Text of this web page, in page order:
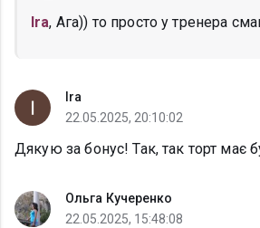
Ira, Ага)) то просто у тренера
Ira
22.05.2025, 20:10:02
Дякую за бонус! Так, так торт має
Ольга Кучеренко
22.05.2025, 15:48:08